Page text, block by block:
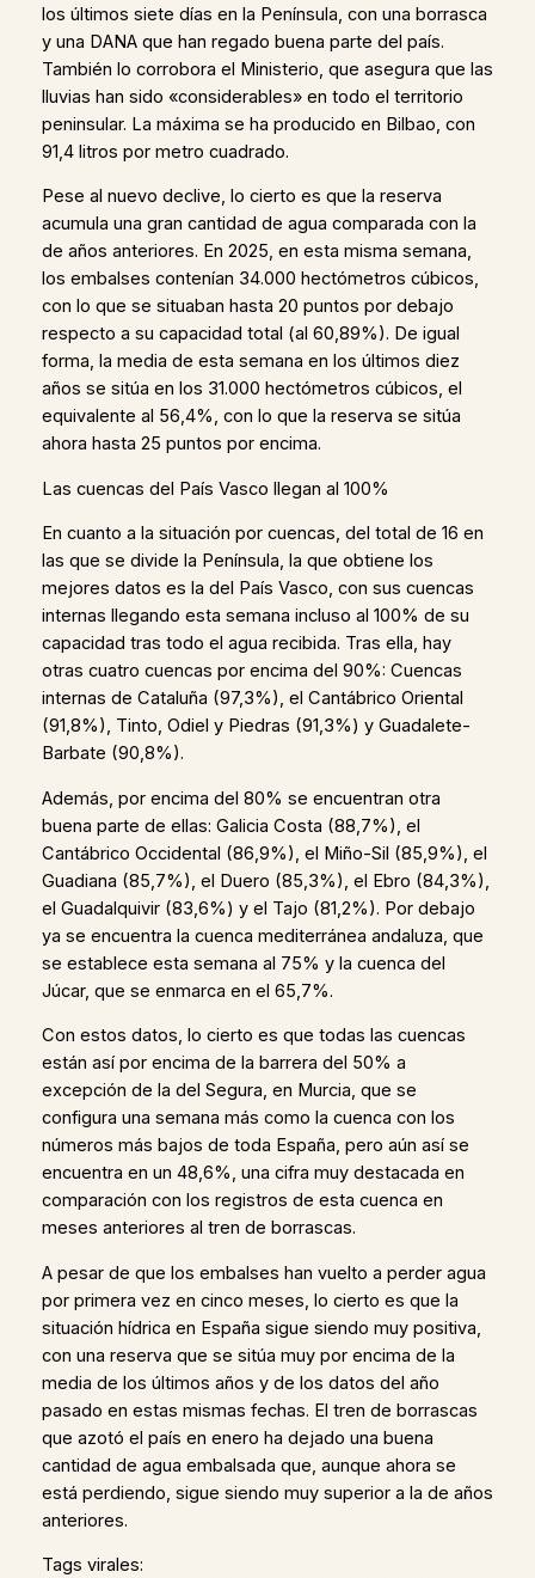
los últimos siete días en la Península, con una borrasca
y una DANA que han regado buena parte del país.
También lo corrobora el Ministerio, que asegura que las
lluvias han sido «considerables» en todo el territorio
peninsular. La máxima se ha producido en Bilbao, con
91,4 litros por metro cuadrado.
Pese al nuevo declive, lo cierto es que la reserva
acumula una gran cantidad de agua comparada con la
de años anteriores. En 2025, en esta misma semana,
los embalses contenían 34.000 hectómetros cúbicos,
con lo que se situaban hasta 20 puntos por debajo
respecto a su capacidad total (al 60,89%). De igual
forma, la media de esta semana en los últimos diez
años se sitúa en los 31.000 hectómetros cúbicos, el
equivalente al 56,4%, con lo que la reserva se sitúa
ahora hasta 25 puntos por encima.
Las cuencas del País Vasco llegan al 100%
En cuanto a la situación por cuencas, del total de 16 en
las que se divide la Península, la que obtiene los
mejores datos es la del País Vasco, con sus cuencas
internas llegando esta semana incluso al 100% de su
capacidad tras todo el agua recibida. Tras ella, hay
otras cuatro cuencas por encima del 90%: Cuencas
internas de Cataluña (97,3%), el Cantábrico Oriental
(91,8%), Tinto, Odiel y Piedras (91,3%) y Guadalete-
Barbate (90,8%).
Además, por encima del 80% se encuentran otra
buena parte de ellas: Galicia Costa (88,7%), el
Cantábrico Occidental (86,9%), el Miño-Sil (85,9%), el
Guadiana (85,7%), el Duero (85,3%), el Ebro (84,3%),
el Guadalquivir (83,6%) y el Tajo (81,2%). Por debajo
ya se encuentra la cuenca mediterránea andaluza, que
se establece esta semana al 75% y la cuenca del
Júcar, que se enmarca en el 65,7%.
Con estos datos, lo cierto es que todas las cuencas
están así por encima de la barrera del 50% a
excepción de la del Segura, en Murcia, que se
configura una semana más como la cuenca con los
números más bajos de toda España, pero aún así se
encuentra en un 48,6%, una cifra muy destacada en
comparación con los registros de esta cuenca en
meses anteriores al tren de borrascas.
A pesar de que los embalses han vuelto a perder agua
por primera vez en cinco meses, lo cierto es que la
situación hídrica en España sigue siendo muy positiva,
con una reserva que se sitúa muy por encima de la
media de los últimos años y de los datos del año
pasado en estas mismas fechas. El tren de borrascas
que azotó el país en enero ha dejado una buena
cantidad de agua embalsada que, aunque ahora se
está perdiendo, sigue siendo muy superior a la de años
anteriores.
Tags virales: